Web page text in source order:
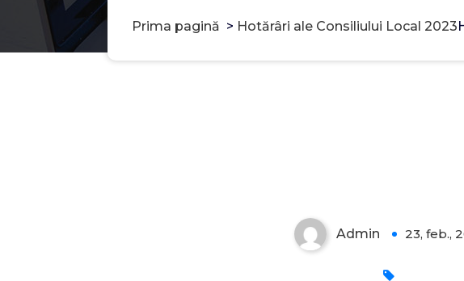
Prima pagină > Hotărâri ale Consiliului Local 2023
Admin 23, feb.,